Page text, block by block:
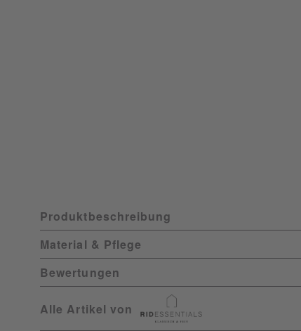
Produktbeschreibung
Material & Pflege
Bewertungen
Alle Artikel von